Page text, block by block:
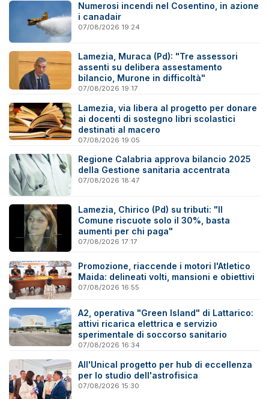
Numerosi incendi nel Cosentino, in azione
i canadair
07/08/2026 19:24
Lamezia, Muraca (Pd): "Tre assessori
assenti su delibera assestamento
bilancio, Murone in difficoltà"
07/08/2026 19:17
Lamezia, via libera al progetto per donare
ai docenti di sostegno libri scolastici
destinati al macero
07/08/2026 19:05
Regione Calabria approva bilancio 2025
della Gestione sanitaria accentrata
07/08/2026 18:47
Lamezia, Chirico (Pd) su tributi: "Il
Comune riscuote solo il 30%, basta
aumenti per chi paga"
07/08/2026 17:17
Promozione, riaccende i motori l'Atletico
Maida: delineati volti, mansioni e obiettivi
07/08/2026 16:55
A2, operativa "Green Island" di Lattarico:
attivi ricarica elettrica e servizio
sperimentale di soccorso sanitario
07/08/2026 16:34
All'Unical progetto per hub di eccellenza
per lo studio dell'astrofisica
07/08/2026 15:30